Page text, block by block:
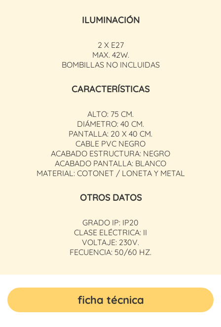
ILUMINACIÓN
2 X E27
MAX. 42W.
BOMBILLAS NO INCLUIDAS
CARACTERÍSTICAS
ALTO: 75 CM.
DIÁMETRO: 40 CM.
PANTALLA: 20 X 40 CM.
CABLE PVC NEGRO
ACABADO ESTRUCTURA: NEGRO
ACABADO PANTALLA: BLANCO
MATERIAL: COTONET / LONETA Y METAL
OTROS DATOS
GRADO IP: IP20
CLASE ELÉCTRICA: II
VOLTAJE: 230V.
FECUENCIA: 50/60 HZ.
ficha técnica